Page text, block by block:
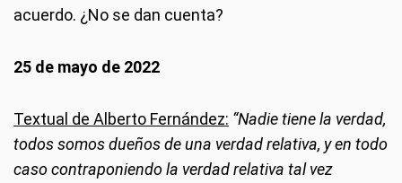
acuerdo. ¿No se dan cuenta?
25 de mayo de 2022
Textual de Alberto Fernández: “Nadie tiene la verdad,
todos somos dueños de una verdad relativa, y en todo
caso contraponiendo la verdad relativa tal vez